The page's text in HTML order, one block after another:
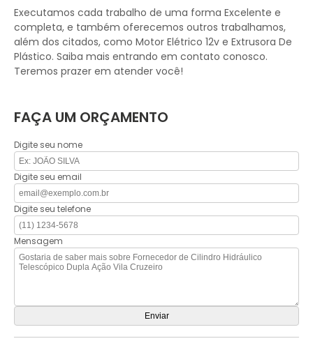
Executamos cada trabalho de uma forma Excelente e
completa, e também oferecemos outros trabalhamos,
além dos citados, como Motor Elétrico 12v e Extrusora De
Plástico. Saiba mais entrando em contato conosco.
Teremos prazer em atender você!
FAÇA UM ORÇAMENTO
Digite seu nome
Digite seu email
Digite seu telefone
Mensagem